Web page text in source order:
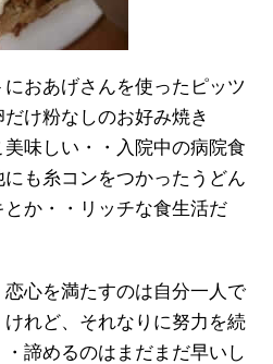
おあげさんを使ったピッツ
け粉なしのお好み焼き
味しい・・入院中の病院食
も糸コンをつかったうどん
か・・リッチな食生活だ
心を満たすのは自分一人で
れど、それなりに努力を続
諦めるのはまだまだ早いし